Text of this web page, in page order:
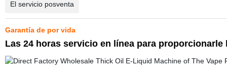
El servicio posventa
Garantía de por vida
Las 24 horas servicio en línea para